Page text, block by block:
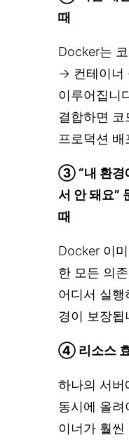
때
Docker는
→ 컨테이너
이루어집니
결합하면
프로덕션 배
③ “내 환경
서 안 돼요”
때
Docker 이
한 모든 의
어디서 실
경이 보장됩
④ 리소스 효
하나의 서버
동시에 올려
이너가 훨씬